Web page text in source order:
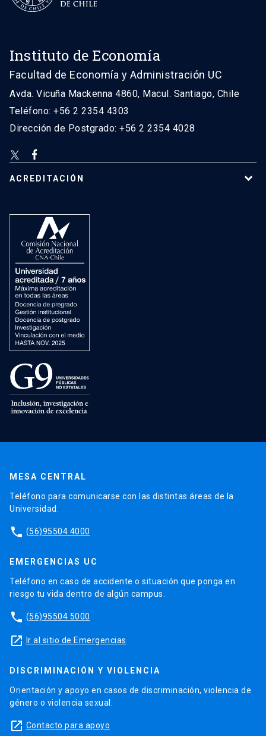
Instituto de Economía
Facultad de Economía y Administración UC
Avda. Vicuña Mackenna 4860, Macul. Santiago, Chile
Teléfono: +56 2 2354 4303
Dirección de Postgrado: +56 2 2354 4028
ACREDITACIÓN
MESA CENTRAL
Teléfono para comunicarse con las distintas áreas de la
Universidad.
phone (56)95504 4000
EMERGENCIAS UC
Teléfono en caso de accidente o situación que ponga en
riesgo tu vida dentro de algún campus.
phone (56)95504 5000
launch Ir al sitio de Emergencias
DISCRIMINACIÓN Y VIOLENCIA
Orientación y apoyo en casos de discriminación, violencia de
género o violencia sexual.
launch Contacto para apoyo